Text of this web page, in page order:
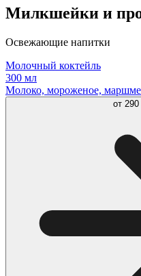
Милкшейки и
Освежающие напитки
Молочный коктейль
300 мл
Молоко, мороженое,
от 290